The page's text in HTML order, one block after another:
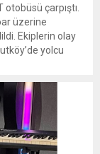
çarpıştı.
üzerine
Ekiplerin olay
yolcu